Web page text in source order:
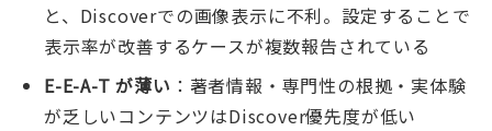
と、Discoverでの画像表示に不利。設定することで
表示率が改善するケースが複数報告されている
E-E-A-T が薄い ：著者情報・専門性の根拠・実体験
が乏しいコンテンツはDiscover優先度が低い